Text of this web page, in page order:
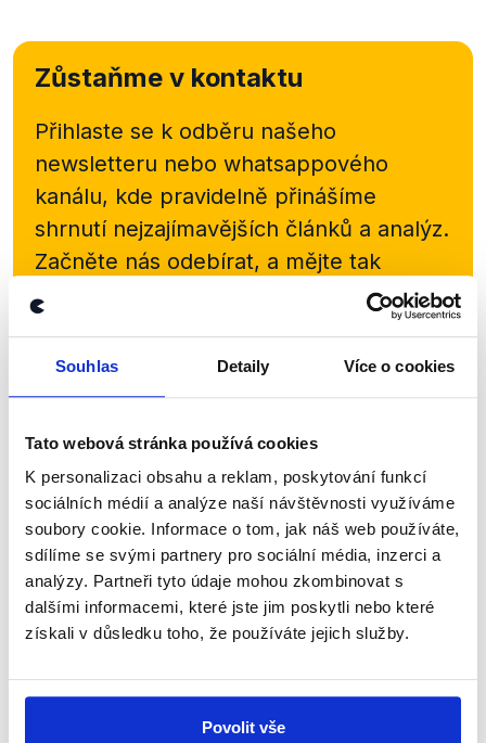
Souhlas Detaily Více o cookies
Tato webová stránka používá cookies
K personalizaci obsahu a reklam, poskytování funkcí
sociálních médií a analýze naší návštěvnosti využíváme
soubory cookie. Informace o tom, jak náš web používáte,
sdílíme se svými partnery pro sociální média, inzerci a
analýzy. Partneři tyto údaje mohou zkombinovat s
dalšími informacemi, které jste jim poskytli nebo které
získali v důsledku toho, že používáte jejich služby.
Povolit vše
Zůstaňme v kontaktu
Přihlaste se k odběru našeho
newsletteru nebo whatsappového
kanálu, kde pravidelně přinášíme
shrnutí nejzajímavějších článků a analýz.
Začněte nás odebírat, a mějte tak
přehled o tom, jaké dezinformace a
Sociální sítě
Nenechte si ujít nejnovější události
z Demagog.cz. Sdílením našich
příspěvků přátelům podpoříte naši